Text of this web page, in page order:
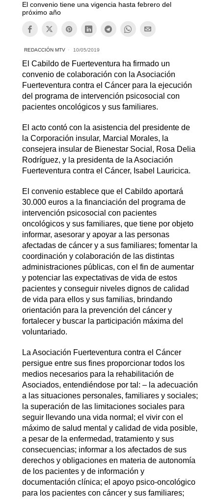
El convenio tiene una vigencia hasta febrero del
próximo año
REDACCIÓN MTV 10/05/2019
El Cabildo de Fuerteventura ha firmado un
convenio de colaboración con la Asociación
Fuerteventura contra el Cáncer para la ejecución
del programa de intervención psicosocial con
pacientes oncológicos y sus familiares.
El acto contó con la asistencia del presidente de
la Corporación insular, Marcial Morales, la
consejera insular de Bienestar Social, Rosa Delia
Rodríguez, y la presidenta de la Asociación
Fuerteventura contra el Cáncer, Isabel Lauricica.
El convenio establece que el Cabildo aportará
30.000 euros a la financiación del programa de
intervención psicosocial con pacientes
oncológicos y sus familiares, que tiene por objeto
informar, asesorar y apoyar a las personas
afectadas de cáncer y a sus familiares; fomentar la
coordinación y colaboración de las distintas
administraciones públicas, con el fin de aumentar
y potenciar las expectativas de vida de estos
pacientes y conseguir niveles dignos de calidad
de vida para ellos y sus familias, brindando
orientación para la prevención del cáncer y
fortalecer y buscar la participación máxima del
voluntariado.
La Asociación Fuerteventura contra el Cáncer
persigue entre sus fines proporcionar todos los
medios necesarios para la rehabilitación de
Asociados, entendiéndose por tal: – la adecuación
a las situaciones personales, familiares y sociales;
la superación de las limitaciones sociales para
seguir llevando una vida normal; el vivir con el
máximo de salud mental y calidad de vida posible,
a pesar de la enfermedad, tratamiento y sus
consecuencias; informar a los afectados de sus
derechos y obligaciones en materia de autonomía
de los pacientes y de información y
documentación clínica; el apoyo psico-oncológico
para los pacientes con cáncer y sus familiares;